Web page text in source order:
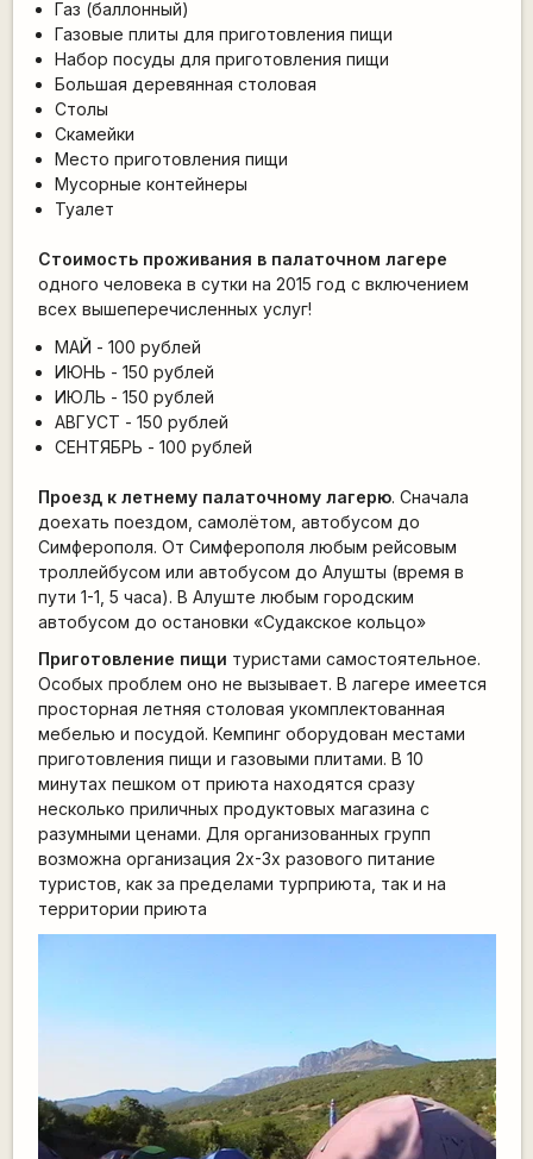
Газ (баллонный)
Газовые плиты для приготовления пищи
Набор посуды для приготовления пищи
Большая деревянная столовая
Столы
Скамейки
Место приготовления пищи
Мусорные контейнеры
Туалет
Стоимость проживания в палаточном лагере
одного человека в сутки на 2015 год с включением
всех вышеперечисленных услуг!
МАЙ - 100 рублей
ИЮНЬ - 150 рублей
ИЮЛЬ - 150 рублей
АВГУСТ - 150 рублей
СЕНТЯБРЬ - 100 рублей
Проезд к летнему палаточному лагерю. Сначала
доехать поездом, самолётом, автобусом до
Симферополя. От Симферополя любым рейсовым
троллейбусом или автобусом до Алушты (время в
пути 1-1, 5 часа). В Алуште любым городским
автобусом до остановки «Судакское кольцо»
Приготовление пищи туристами самостоятельное.
Особых проблем оно не вызывает. В лагере имеется
просторная летняя столовая укомплектованная
мебелью и посудой. Кемпинг оборудован местами
приготовления пищи и газовыми плитами. В 10
минутах пешком от приюта находятся сразу
несколько приличных продуктовых магазина с
разумными ценами. Для организованных групп
возможна организация 2х-3х разового питание
туристов, как за пределами турприюта, так и на
территории приюта